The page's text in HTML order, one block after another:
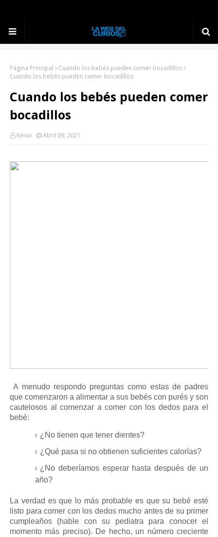
Página Principal
Cuando los bebés pueden comer bocadillos
Cuando los bebés pueden comer bocadillos
Cuando los bebés pueden comer
bocadillos
Kenia Abril 09, 2021
A menudo respondo preguntas como estas de padres
que comenzaron a alimentar a sus bebés con purés y son
cautelosos al comenzar a comer con los dedos para el
bebé:
¿No tienen que tener dientes?
¿Qué pasa si no obtienen suficientes calorías?
¿No deberíamos esperar hasta después de un
año?
La verdad es que lo más probable es que su bebé esté
listo para comer con los dedos mucho antes de su primer
cumpleaños (hable con su pediatra para conocer el
momento más preciso). De hecho, un número creciente